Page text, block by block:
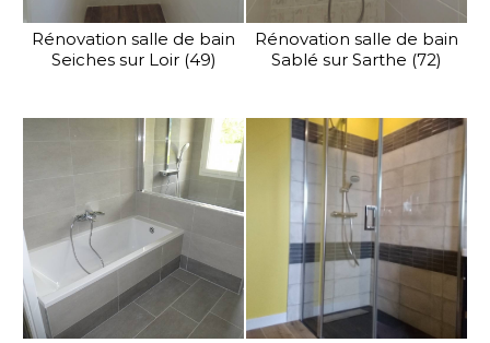
Rénovation salle de bain
Seiches sur Loir (49)
Rénovation salle de bain
Sablé sur Sarthe (72)